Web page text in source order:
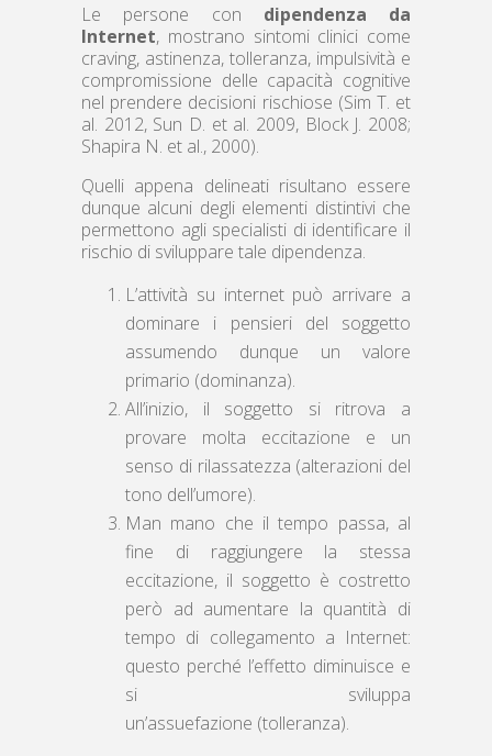
Le persone con dipendenza da
Internet, mostrano sintomi clinici come
craving, astinenza, tolleranza, impulsività e
compromissione delle capacità cognitive
nel prendere decisioni rischiose (Sim T. et
al. 2012, Sun D. et al. 2009, Block J. 2008;
Shapira N. et al., 2000).
Quelli appena delineati risultano essere
dunque alcuni degli elementi distintivi che
permettono agli specialisti di identificare il
rischio di sviluppare tale dipendenza.
L’attività su internet può arrivare a
dominare i pensieri del soggetto
assumendo dunque un valore
primario (dominanza).
All’inizio, il soggetto si ritrova a
provare molta eccitazione e un
senso di rilassatezza (alterazioni del
tono dell’umore).
Man mano che il tempo passa, al
fine di raggiungere la stessa
eccitazione, il soggetto è costretto
però ad aumentare la quantità di
tempo di collegamento a Internet:
questo perché l’effetto diminuisce e
si sviluppa
un’assuefazione (tolleranza).